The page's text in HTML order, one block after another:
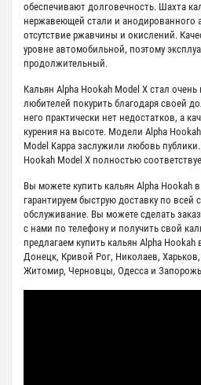
обеспечивают долговечность. Шахта
нержавеющей стали и анодированного
отсутствие ржавчины и окислений.
уровне автомобильной, поэтому
продолжительный.
Кальян Alpha Hookah Model X стал
любителей покурить благодаря своей
него практически нет недостатков, а
курения на высоте. Модели Alpha
Model Kappa заслужили любовь
Hookah Model X полностью
Вы можете купить кальян Alpha Hookah
гарантируем быструю доставку по всей
обслуживание. Вы можете сделать
с нами по телефону и получить свой
предлагаем купить кальян Alpha Hookah
Донецк, Кривой Рог, Николаев,
Житомир, Черновцы, Одесса и